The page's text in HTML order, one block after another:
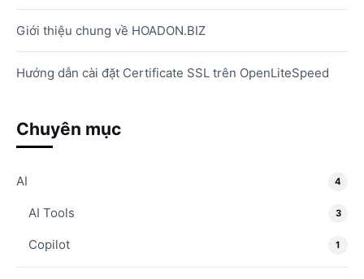
Giới thiệu chung về HOADON.BIZ
Hướng dẫn cài đặt Certificate SSL trên OpenLiteSpeed
Chuyên mục
AI 4
AI Tools 3
Copilot 1